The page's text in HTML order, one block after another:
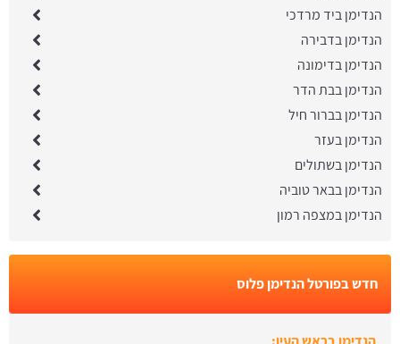
הנדימן ביד מרדכי
הנדימן בדבירה
הנדימן בדימונה
הנדימן בבת הדר
הנדימן בברור חיל
הנדימן בעזר
הנדימן בשתולים
הנדימן בבאר טוביה
הנדימן במצפה רמון
חדש בפורטל הנדימן פלוס
הנדימן בראש העין: